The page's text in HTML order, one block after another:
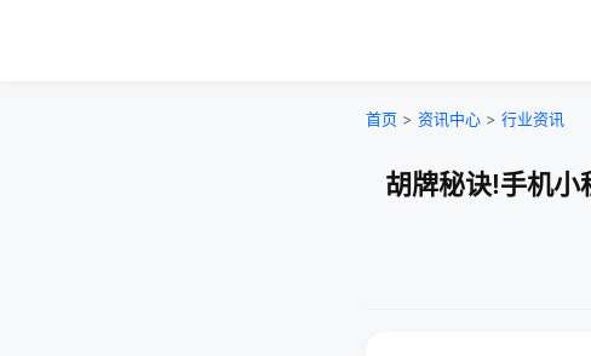
首页 > 资讯中心 > 行业资讯
胡牌秘诀!手机小